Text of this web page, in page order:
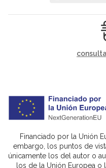
Financiado por la Unión
embargo, los puntos de
únicamente los del autor o
los de la Unión Europea o